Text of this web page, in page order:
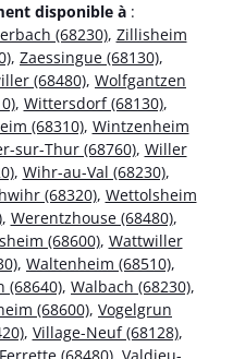
disponible à :
(68230), Zillisheim
, Zaessingue (68130),
(68480), Wolfgantzen
, Wittersdorf (68130),
(68310), Wintzenheim
sur-Thur (68760), Willer
, Wihr-au-Val (68230),
(68320), Wettolsheim
, Werentzhouse (68480),
(68600), Wattwiller
, Waltenheim (68510),
(68640), Walbach (68230),
(68600), Vogelgrun
, Village-Neuf (68128),